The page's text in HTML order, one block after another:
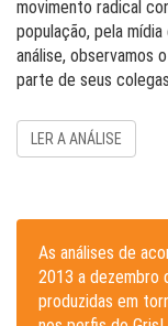
movimento radical
população, pela
análise, observamos
parte de seus
LER A ANÁLISE
As análises de
2013 a dezembro
produzidas em